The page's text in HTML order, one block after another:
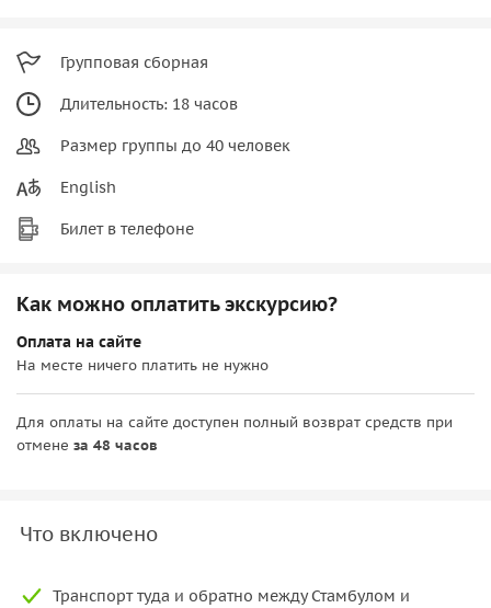
Групповая сборная
Длительность: 18 часов
Размер группы до 40 человек
English
Билет в телефоне
Как можно оплатить экскурсию?
Оплата на сайте
На месте ничего платить не нужно
Для оплаты на сайте доступен полный возврат средств при
отмене за 48 часов
Что включено
Транспорт туда и обратно между Стамбулом и